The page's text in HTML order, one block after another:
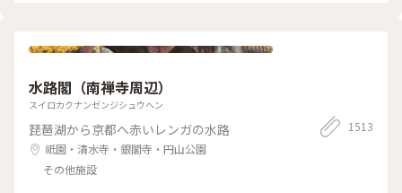
水路閣（南禅寺周辺）
スイロカクナンゼンジシュウヘン
琵琶湖から京都へ赤いレンガの水路
祇園・清水寺・銀閣寺・円山公園
その他施設
1513